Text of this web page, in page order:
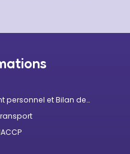
personnel et Bilan de